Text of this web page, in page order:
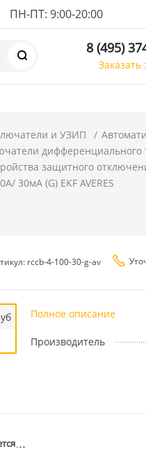
ПН-ПТ: 9:00-20:00
8 (495)
Заказать
и УЗИП
дифференциального
защитного
30мА (G) EKF AVERES
rccb-4-100-30-g-av
Полное описание
Производитель